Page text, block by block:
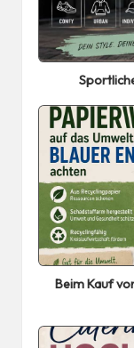
Posted
in
Posted
in
Beim Kauf